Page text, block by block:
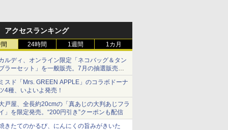
アクセスランキング
24時間 1週間 1カ月
ルディ、オンライン限定「ネコバッグ＆タン
ラーセット」を一般販売。7月の抽選販売の
選無効分
スド「Mrs. GREEN APPLE」のコラボドーナ
4種、いよいよ発売！
戸屋、全長約20cmの「真あじの大判あじフラ
」を限定発売。“200円引き”クーポンも配信
きたてのかるび、にんにくの旨みがきいた